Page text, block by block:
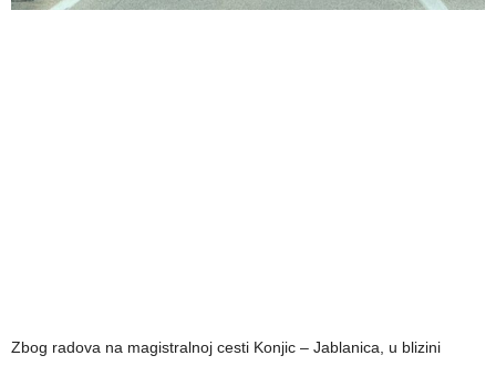
Zbog radova na magistralnoj cesti Konjic – Jablanica, u blizini